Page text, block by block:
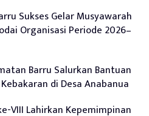
Sukses Gelar Musyawarah
Organisasi Periode 2026–
Barru Salurkan Bantuan
di Desa Anabanua
VIII Lahirkan Kepemimpinan